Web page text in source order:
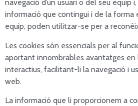
navegació d’un usuari o del seu equip
informació que contingui i de la forma
equip, poden utilitzar-se per a
Les cookies són essencials per al
aportant innombrables avantatges en
interactius, facilitant-li la navegació i
web.
La informació que li proporcionem a